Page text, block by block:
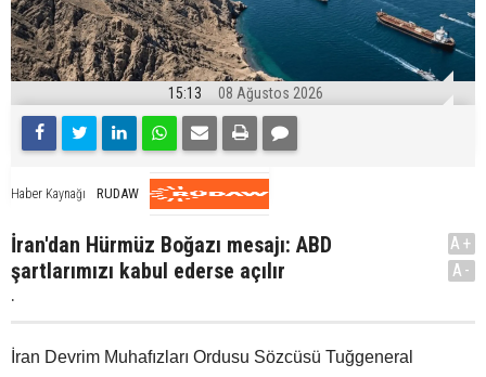
15:13 08 Ağustos 2026
Haber Kaynağı RUDAW
İran'dan Hürmüz Boğazı mesajı: ABD
şartlarımızı kabul ederse açılır
.
A+
A-
İran Devrim Muhafızları Ordusu Sözcüsü Tuğgeneral